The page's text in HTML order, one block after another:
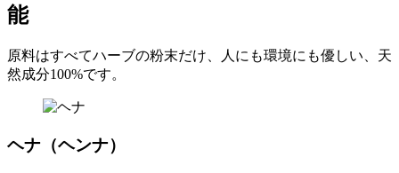
能
原料はすべてハーブの粉末だけ、人にも環境にも優しい、天
然成分100%です。
ヘナ（ヘンナ）